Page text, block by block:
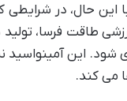
حال، در شرایطی
طاقت فرسا، تولید
این آمینواسید
می کند.